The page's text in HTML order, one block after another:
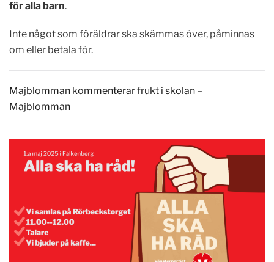
för alla barn.
Inte något som föräldrar ska skämmas över, påminnas
om eller betala för.
Majblomman kommenterar frukt i skolan –
Majblomman